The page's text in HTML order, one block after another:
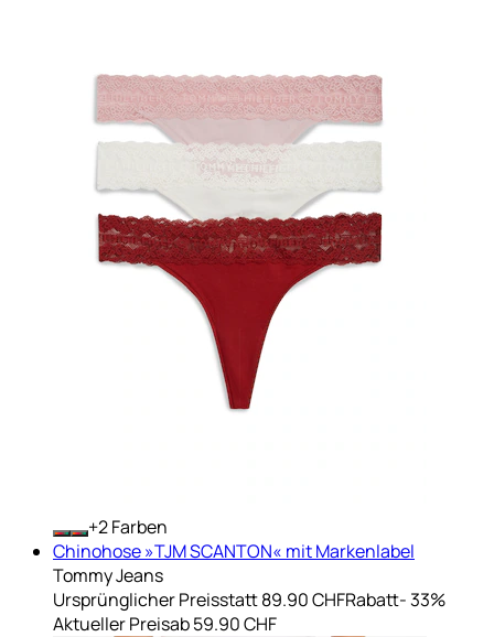
+ Farben
Chinohose »TJM SCANTON« mit Markenlabel
Tommy Jeans
Ursprünglicher Preisstatt 89.90 CHFRabatt- 33%
Aktueller Preisab59.90 CHF